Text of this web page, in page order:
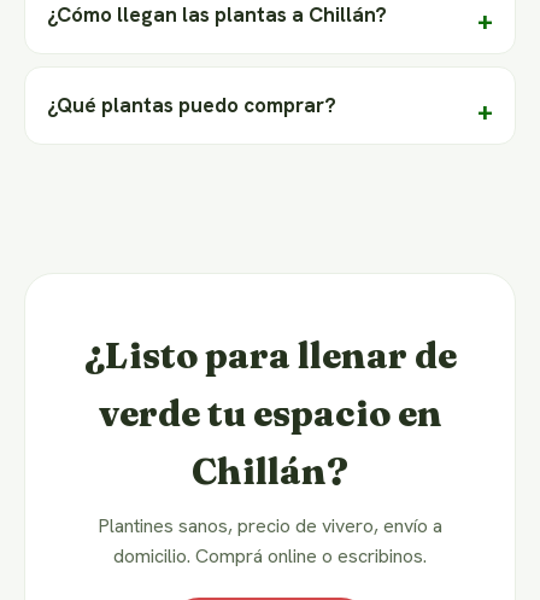
¿Cómo llegan las plantas a Chillán?
¿Qué plantas puedo comprar?
¿Listo para llenar de
verde tu espacio en
Chillán?
Plantines sanos, precio de vivero, envío a
domicilio. Comprá online o escribinos.